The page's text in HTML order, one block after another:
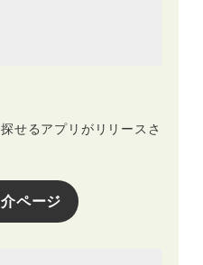
せるアプリがリリースさ
ページ